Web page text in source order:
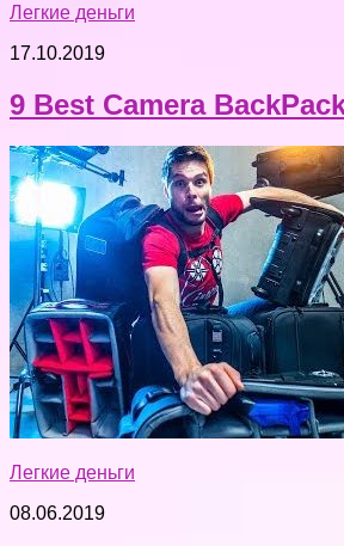
Легкие деньги
17.10.2019
9 Best Camera
Легкие деньги
08.06.2019